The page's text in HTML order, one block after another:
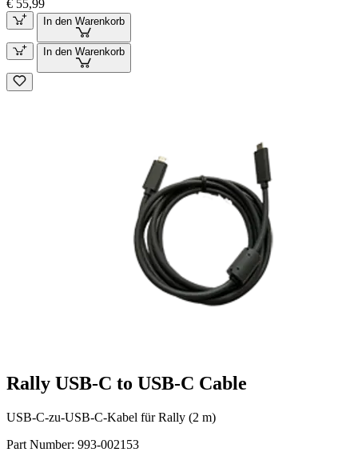
€ 55,99
In den Warenkorb
In den Warenkorb
Rally USB-C to USB-C Cable
USB-C-zu-USB-C-Kabel für Rally (2 m)
Part Number: 993-002153